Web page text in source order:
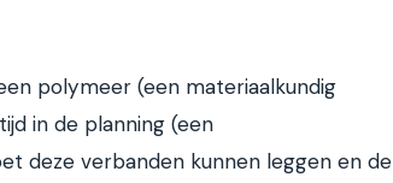
polymeer (een materiaalkundig
in de planning (een
deze verbanden kunnen leggen en de